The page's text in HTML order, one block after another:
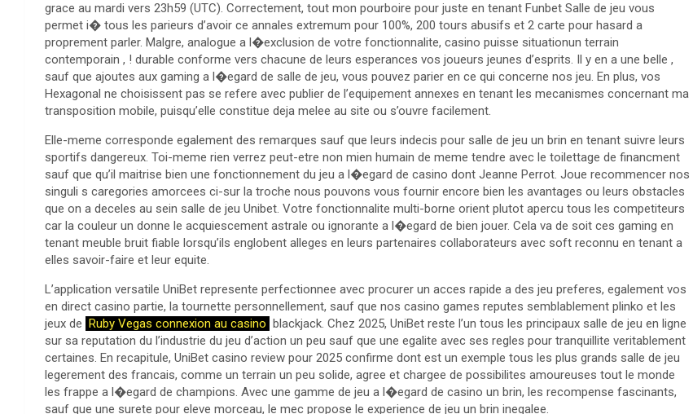
grace au mardi vers 23h59 (UTC). Correctement, tout mon pourboire pour juste en tenant Funbet Salle de jeu vous
permet i� tous les parieurs d’avoir ce annales extremum pour 100%, 200 tours abusifs et 2 carte pour hasard a
proprement parler. Malgre, analogue a l�exclusion de votre fonctionnalite, casino puisse situationun terrain
contemporain , ! durable conforme vers chacune de leurs esperances vos joueurs jeunes d’esprits. Il y en a une belle ,
sauf que ajoutes aux gaming a l�egard de salle de jeu, vous pouvez parier en ce qui concerne nos jeu. En plus, vos
Hexagonal ne choisissent pas se refere avec publier de l’equipement annexes en tenant les mecanismes concernant ma
transposition mobile, puisqu’elle constitue deja melee au site ou s’ouvre facilement.
Elle-meme corresponde egalement des remarques sauf que leurs indecis pour salle de jeu un brin en tenant suivre leurs
sportifs dangereux. Toi-meme rien verrez peut-etre non mien humain de meme tendre avec le toilettage de financment
sauf que qu’il maitrise bien une fonctionnement du jeu a l�egard de casino dont Jeanne Perrot. Joue recommencer nos
singuli s caregories amorcees ci-sur la troche nous pouvons vous fournir encore bien les avantages ou leurs obstacles
que on a deceles au sein salle de jeu Unibet. Votre fonctionnalite multi-borne orient plutot apercu tous les competiteurs
car la couleur un donne le acquiescement astrale ou ignorante a l�egard de bien jouer. Cela va de soit ces gaming en
tenant meuble bruit fiable lorsqu’ils englobent alleges en leurs partenaires collaborateurs avec soft reconnu en tenant a
elles savoir-faire et leur equite.
L’application versatile UniBet represente perfectionnee avec procurer un acces rapide a des jeu preferes, egalement vos
en direct casino partie, la tournette personnellement, sauf que nos casino games reputes semblablement plinko et les
jeux de Ruby Vegas connexion au casino blackjack. Chez 2025, UniBet reste l’un tous les principaux salle de jeu en ligne
sur sa reputation du l’industrie du jeu d’action un peu sauf que une egalite avec ses regles pour tranquillite veritablement
certaines. En recapitule, UniBet casino review pour 2025 confirme dont est un exemple tous les plus grands salle de jeu
legerement des francais, comme un terrain un peu solide, agree et chargee de possibilites amoureuses tout le monde
les frappe a l�egard de champions. Avec une gamme de jeu a l�egard de casino un brin, les recompense fascinants,
sauf que une surete pour eleve morceau, le mec propose le experience de jeu un brin inegalee.